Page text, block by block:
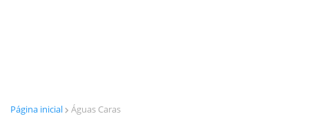
Página inicial Águas Caras